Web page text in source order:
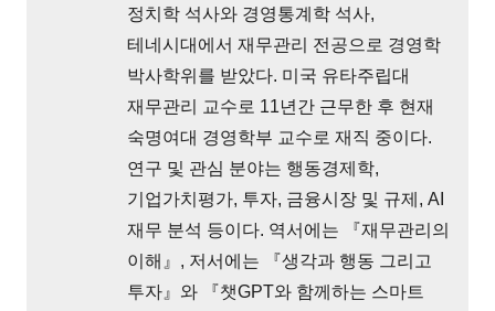
정치학 석사와 경영통계학 석사,
테네시대에서 재무관리 전공으로 경영학
박사학위를 받았다. 미국 유타주립대
재무관리 교수로 11년간 근무한 후 현재
숙명여대 경영학부 교수로 재직 중이다.
연구 및 관심 분야는 행동경제학,
기업가치평가, 투자, 금융시장 및 규제, AI
재무 분석 등이다. 역서에는 『재무관리의
이해』, 저서에는 『생각과 행동 그리고
투자』와 『챗GPT와 함께하는 스마트